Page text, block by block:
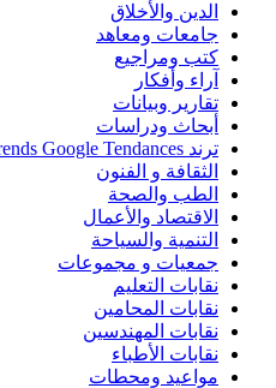
الدين والأخلاق
جامعات ومعاهد
كتب ومراجيع
آراء وأفكار
تقارير وبيانات
أبحاث ودراسات
ترند Trends Google Tendances
الثقافة و الفنون
الطب والصحة
الاقتصاد والأعمال
التنمية والسياحة
جمعيات و مجموعات
نقابات التعليم
نقابات المحامين
نقابات المهندسين
نقابات الأطباء
مواعيد ومحطات